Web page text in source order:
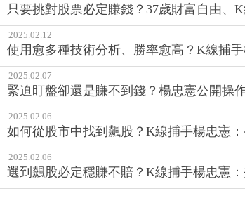
只要挑對股票必定賺錢？37歲財富自由、
2025.02.12
使用愈多種技術分析、勝率愈高？K線捕
2025.02.07
緊迫盯盤卻還是賺不到錢？楊忠憲公開操
2025.02.06
如何從股市中找到飆股？K線捕手楊忠憲
2025.02.06
選到飆股必定穩賺不賠？K線捕手楊忠憲